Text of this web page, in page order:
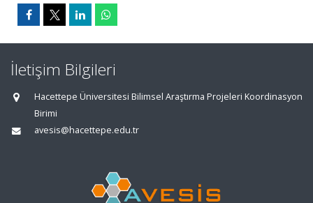
İletişim Bilgileri
Hacettepe Üniversitesi Bilimsel Araştırma Projeleri Koordinasyon
Birimi
avesis@hacettepe.edu.tr